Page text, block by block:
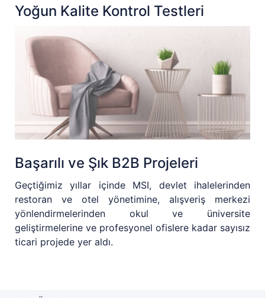
Yoğun Kalite Kontrol Testleri
Başarılı ve Şık B2B Projeleri
Geçtiğimiz yıllar içinde MSI, devlet ihalelerinden
restoran ve otel yönetimine, alışveriş merkezi
yönlendirmelerinden okul ve üniversite
geliştirmelerine ve profesyonel ofislere kadar sayısız
ticari projede yer aldı.